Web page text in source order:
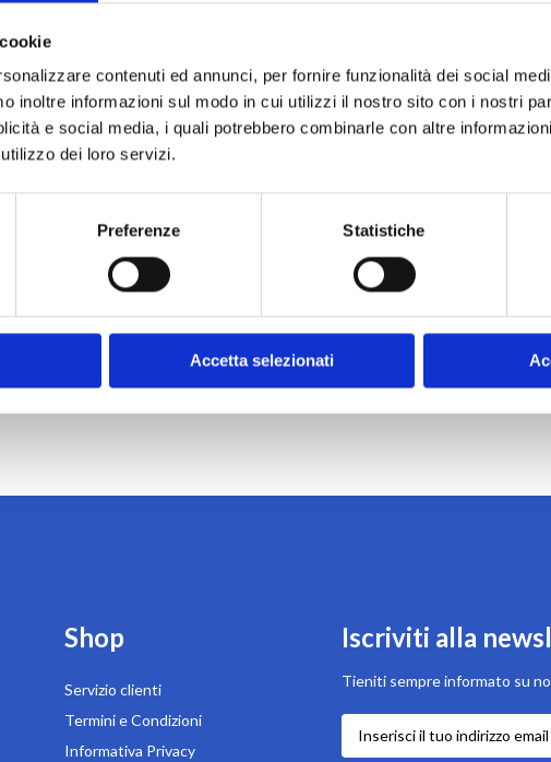
contenuti ed annunci, per fornire funzionalità dei social
inoltre informazioni sul modo in cui utilizzi il nostro sito con i nostri
e social media, i quali potrebbero combinarle con altre
dei loro servizi.
Preferenze Statistiche
Accetta selezionati
da scuole e docenti e un’attenta selezione delle migliori
e test mixando testi, video, esercizi, immagini, audio,
piattaforme didattiche adottate dalle scuole(come
permettendo la condivisione dei contenuti con un
Shop
Servizio clienti
Termini e Condizioni
Informativa Privacy
Iscriviti alla
Tieniti sempre informato su
Iscriviti
alla